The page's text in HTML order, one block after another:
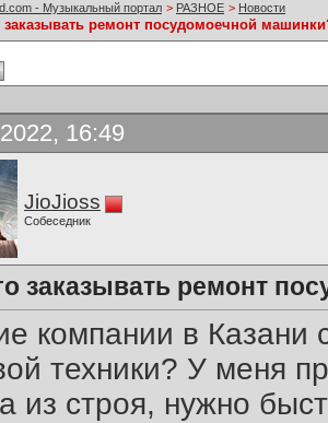
- Музыкальный портал > РАЗНОЕ > Новости
заказывать ремонт посудомоечной
16:49
JioJioss
Собеседник
заказывать ремонт
компании в Казани
техники? У меня
из строя, нужно